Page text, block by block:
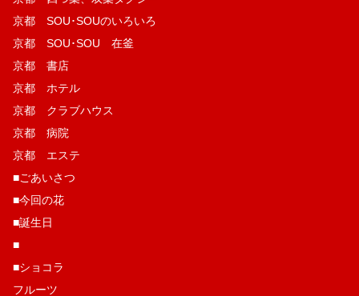
京都 SOU･SOUのいろいろ
京都 SOU･SOU 在釜
京都 書店
京都 ホテル
京都 クラブハウス
京都 病院
京都 エステ
■ごあいさつ
■今回の花
■誕生日
■
■ショコラ
フルーツ